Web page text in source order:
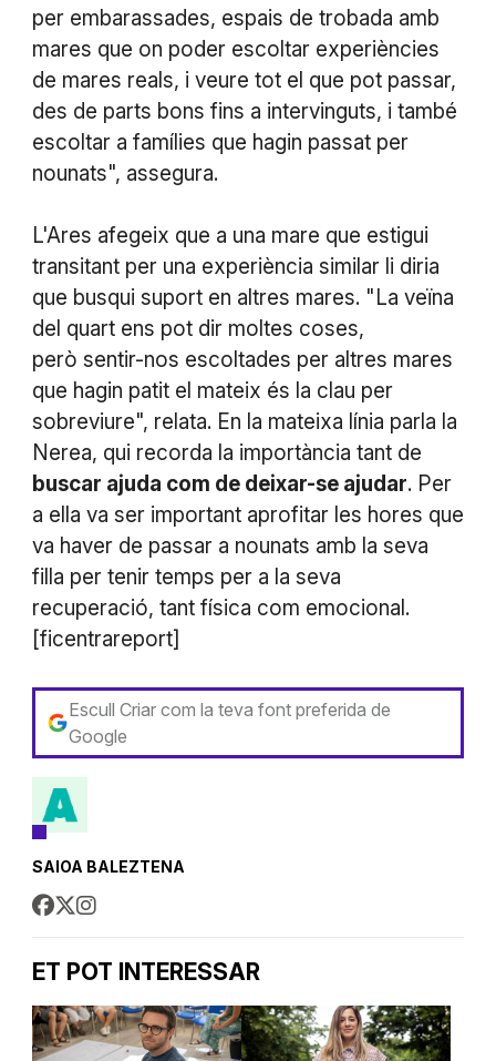
per embarassades, espais de trobada amb
mares que on poder escoltar experiències
de mares reals, i veure tot el que pot passar,
des de parts bons fins a intervinguts, i també
escoltar a famílies que hagin passat per
nounats", assegura.
L'Ares afegeix que a una mare que estigui
transitant per una experiència similar li diria
que busqui suport en altres mares. "La veïna
del quart ens pot dir moltes coses,
però sentir-nos escoltades per altres mares
que hagin patit el mateix és la clau per
sobreviure", relata. En la mateixa línia parla la
Nerea, qui recorda la importància tant de
buscar ajuda com de deixar-se ajudar. Per
a ella va ser important aprofitar les hores que
va haver de passar a nounats amb la seva
filla per tenir temps per a la seva
recuperació, tant física com emocional.
[ficentrareport]
Escull Criar com la teva font preferida de
Google
SAIOA BALEZTENA
ET POT INTERESSAR